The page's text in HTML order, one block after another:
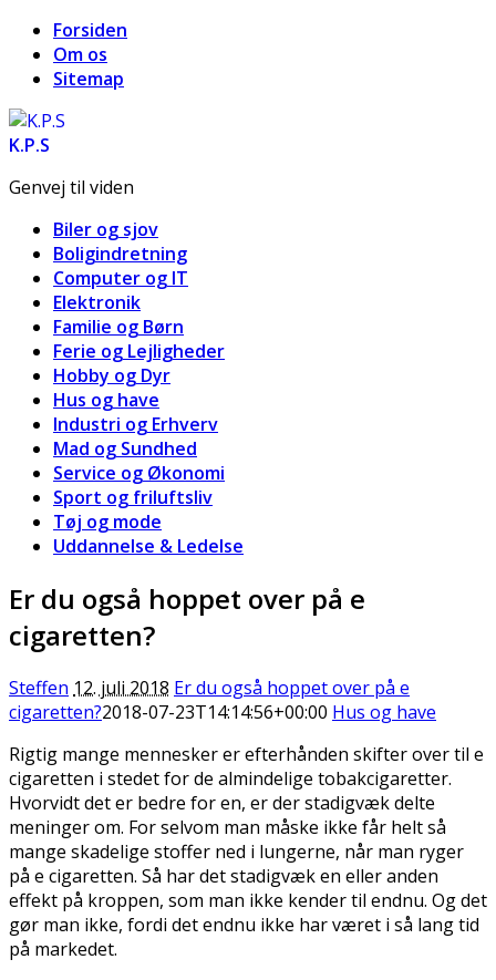
Forsiden
Om os
Sitemap
K.P.S
Genvej til viden
Biler og sjov
Boligindretning
Computer og IT
Elektronik
Familie og Børn
Ferie og Lejligheder
Hobby og Dyr
Hus og have
Industri og Erhverv
Mad og Sundhed
Service og Økonomi
Sport og friluftsliv
Tøj og mode
Uddannelse & Ledelse
Er du også hoppet over på e
cigaretten?
Steffen 12. juli 2018 Er du også hoppet over på e
cigaretten?2018-07-23T14:14:56+00:00 Hus og have
Rigtig mange mennesker er efterhånden skifter over til e
cigaretten i stedet for de almindelige tobakcigaretter.
Hvorvidt det er bedre for en, er der stadigvæk delte
meninger om. For selvom man måske ikke får helt så
mange skadelige stoffer ned i lungerne, når man ryger
på e cigaretten. Så har det stadigvæk en eller anden
effekt på kroppen, som man ikke kender til endnu. Og det
gør man ikke, fordi det endnu ikke har været i så lang tid
på markedet.